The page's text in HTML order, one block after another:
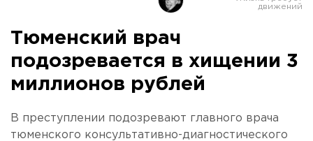
Тюменский врач
подозревается в хищении 3
миллионов рублей
В преступлении подозревают главного врача
тюменского консультативно-диагностического